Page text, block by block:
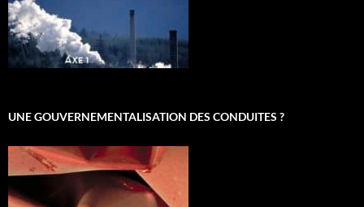
UNE GOUVERNEMENTALISATION DES CONDUITES ?